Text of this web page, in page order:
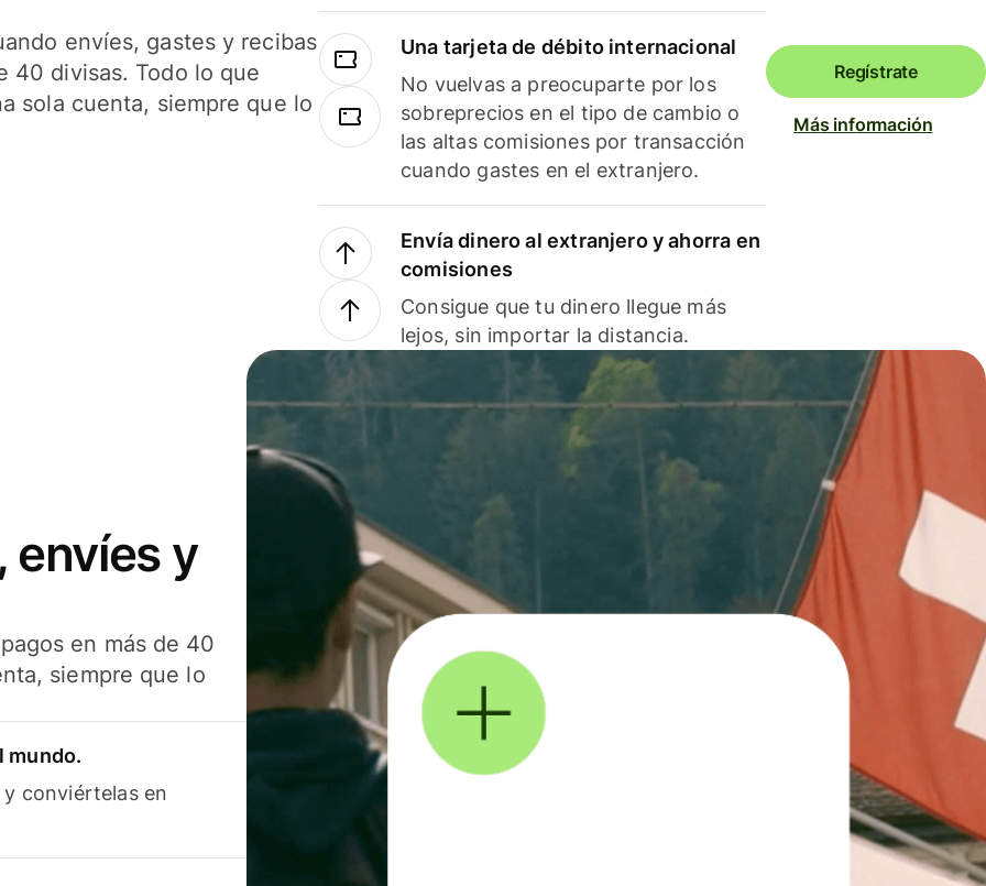
envíes, gastes y recibas
40 divisas. Todo lo que
sola cuenta, siempre que lo
Una tarjeta de débito internacional
No vuelvas a preocuparte por los
sobreprecios en el tipo de cambio o
las altas comisiones por transacción
cuando gastes en el extranjero.
Envía dinero al extranjero y ahorra en
comisiones
Consigue que tu dinero llegue más
lejos, sin importar la distancia.
Regístrate
Más información
envíes y
en más de 40
siempre que lo
mundo.
conviértelas en